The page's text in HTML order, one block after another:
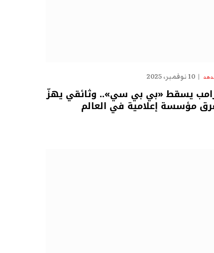
10 نوفمبر، 2025
يسقط «بي بي سي».. وثائقي يهزّ
مؤسسة إعلامية في العالم